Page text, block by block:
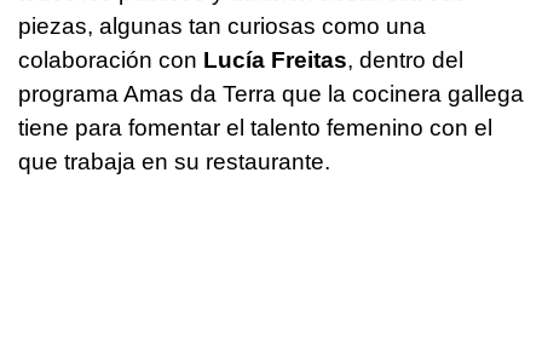
piezas, algunas tan curiosas como una
colaboración con Lucía Freitas, dentro del
programa Amas da Terra que la cocinera gallega
tiene para fomentar el talento femenino con el
que trabaja en su restaurante.